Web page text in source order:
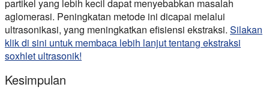
partikel yang lebih kecil dapat menyebabkan masalah
aglomerasi. Peningkatan metode ini dicapai melalui
ultrasonikasi, yang meningkatkan efisiensi ekstraksi. Silakan
klik di sini untuk membaca lebih lanjut tentang ekstraksi
soxhlet ultrasonik!
Kesimpulan